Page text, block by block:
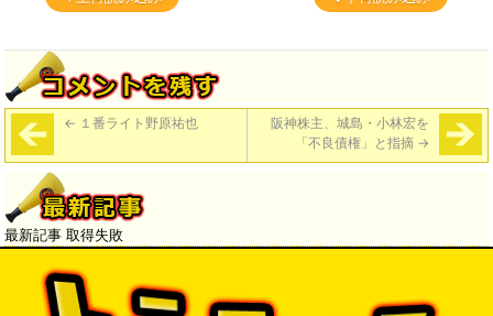
← １番ライト野原祐也
阪神株主、城島・小林宏を
「不良債権」と指摘 →
最新記事 取得失敗